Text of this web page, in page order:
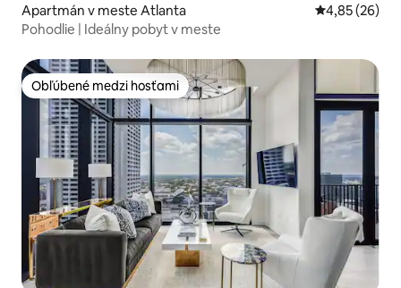
Apartmán v meste Atlanta Priemerné
4,85 (26)
Pohodlie | Ideálny pobyt v meste
Obľúbené medzi hosťami
Obľúbené medzi hosťami